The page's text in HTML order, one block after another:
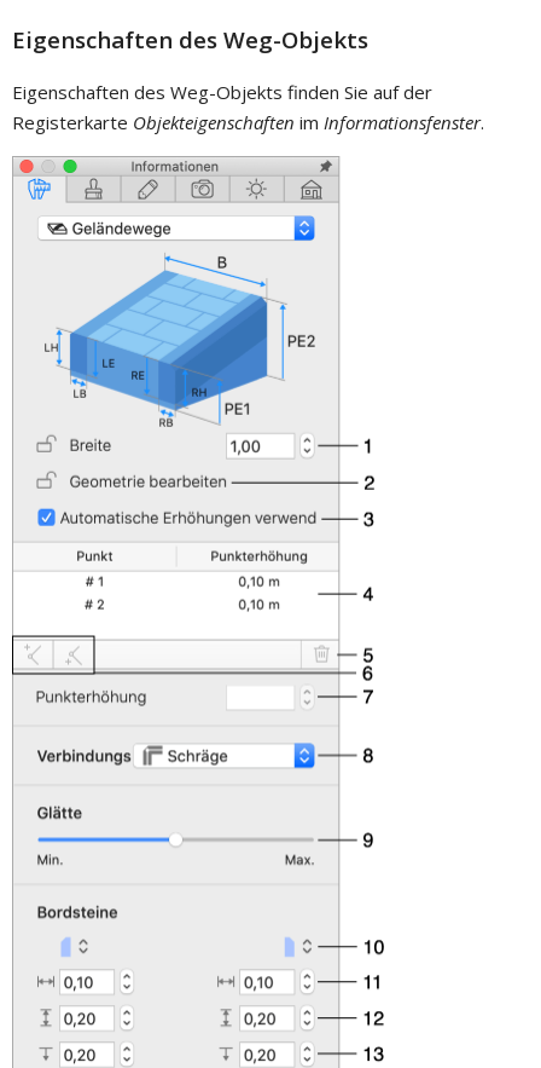
Eigenschaften des Weg-Objekts
Eigenschaften des Weg-Objekts finden Sie auf der
Registerkarte Objekteigenschaften im Informationsfenster.